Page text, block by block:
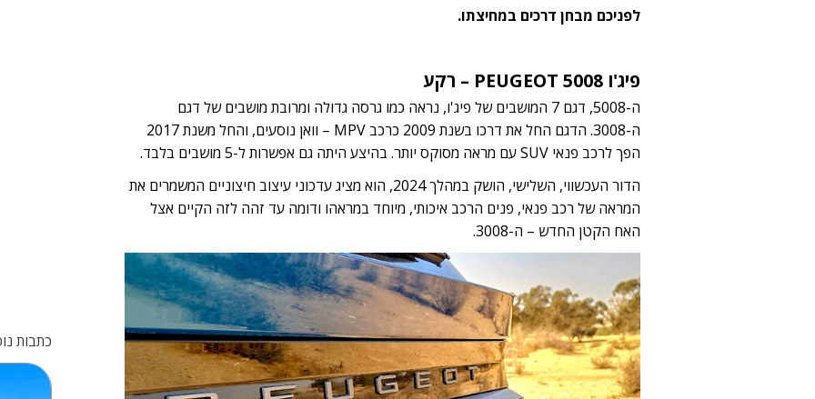
לפניכם מבחן דרכים במחיצתו.
פיג'וPEUGEOT 5008 – רקע
ה-5008, דגם 7 המושבים של פיג'ו, נראה כמו גרסה גדולה ומרובת מושבים של דגם
ה-3008. הדגם החל את דרכו בשנת 2009 כרכב MPV – וואן נוסעים, והחל משנת 2017
הפך לרכב פנאי SUV עם מראה מסוקס יותר. בהיצע היתה גם אפשרות ל-5 מושבים בלבד.
הדור העכשווי, השלישי, הושק במהלך 2024, הוא מציג עדכוני עיצוב חיצוניים המשמרים את
המראה של רכב פנאי, פנים הרכב איכותי, מיוחד במראהו ודומה עד זהה לזה הקיים אצל
האח הקטן החדש – ה-3008.
כתבות